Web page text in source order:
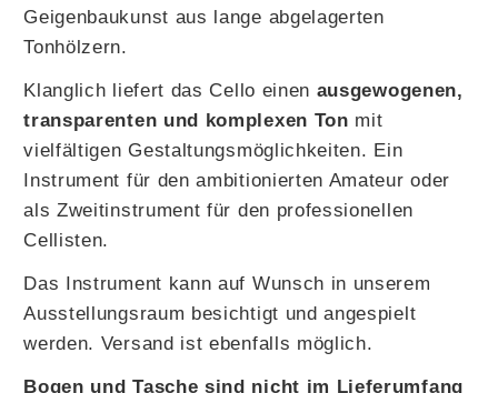
Geigenbaukunst aus lange abgelagerten
Tonhölzern.
Klanglich liefert das Cello einen ausgewogenen,
transparenten und komplexen Ton mit
vielfältigen Gestaltungsmöglichkeiten. Ein
Instrument für den ambitionierten Amateur oder
als Zweitinstrument für den professionellen
Cellisten.
Das Instrument kann auf Wunsch in unserem
Ausstellungsraum besichtigt und angespielt
werden. Versand ist ebenfalls möglich.
Bogen und Tasche sind nicht im Lieferumfang